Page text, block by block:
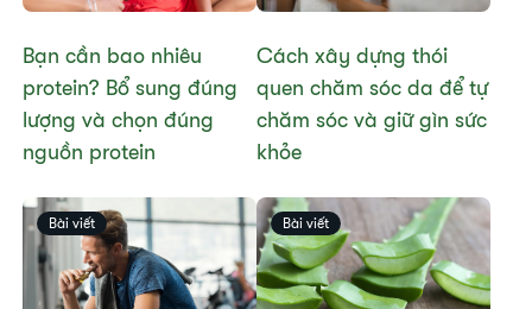
Bạn cần bao nhiêu
protein? Bổ sung đúng
lượng và chọn đúng
nguồn protein
Cách xây dựng thói
quen chăm sóc da để tự
chăm sóc và giữ gìn sức
khỏe
Bài viết Bài viết